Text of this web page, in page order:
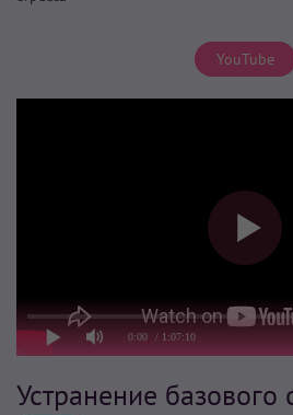
YouTube
0:00 / 1:07:10
Устранение базового